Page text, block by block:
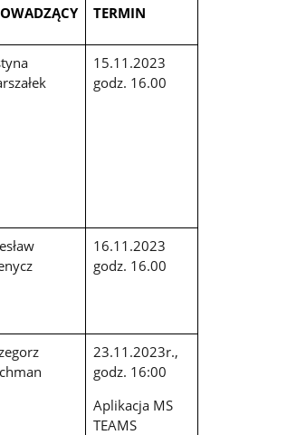
TERMIN
15.11.2023
godz. 16.00
16.11.2023
godz. 16.00
23.11.2023r.,
godz. 16:00
Aplikacja MS
TEAMS